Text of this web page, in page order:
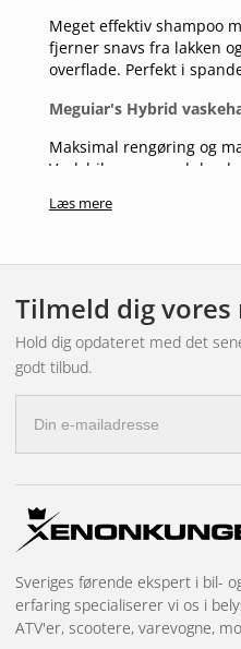
Meget effektiv shampoo
fjerner snavs fra lakken
overflade. Perfekt i
Meguiar's Hybrid
Maksimal rengøring og
Vask bilen ren med den
Slip af med genstridige
skum, der får snavs og
og dæk. Dette er takket
Fantastisk til at vaske dæk
KUN på lakerede/
Effektiv tekstilrens, der
Meguiar's Meguiar's
Meguiar's Grit Guard
Læs mere
Tilmeld dig vores
Hold dig opdateret med det
godt tilbud.
mail-
adresse
Sveriges førende ekspert i bil-
erfaring specialiserer vi os i
ATV'er, scootere, varevogne,